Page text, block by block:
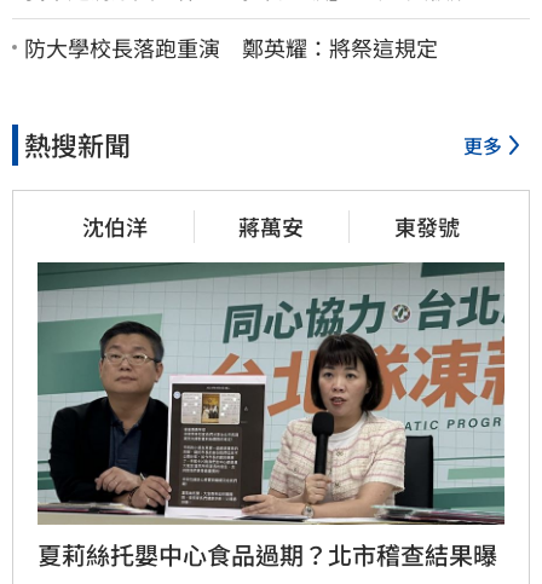
法院討公道結果出爐
防大學校長落跑重演 鄭英耀：將祭這規定
熱搜新聞 更多
沈伯洋 蔣萬安 東發號
夏莉絲托嬰中心食品過期？北市稽查結果曝